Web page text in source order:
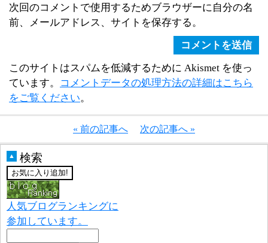
次回のコメントで使用するためブラウザーに自分の名
前、メールアドレス、サイトを保存する。
このサイトはスパムを低減するために Akismet を使っ
ています。
コメントデータの処理方法の詳細はこちら
をご覧ください。
« 前の記事へ 次の記事へ »
▲ 検索
人気ブログランキングに
参加しています。